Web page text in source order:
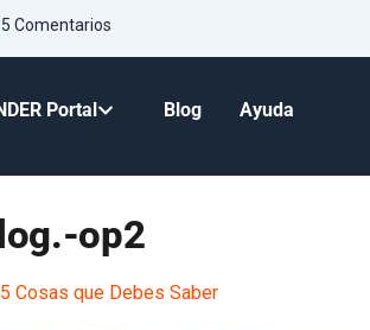
Comentarios
Portal Blog Ayuda
op2
Cosas que Debes Saber